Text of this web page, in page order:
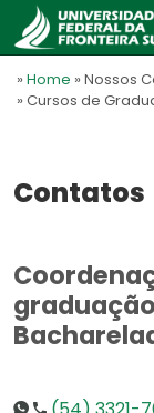
» Home » Nossos
» Cursos de
Contatos